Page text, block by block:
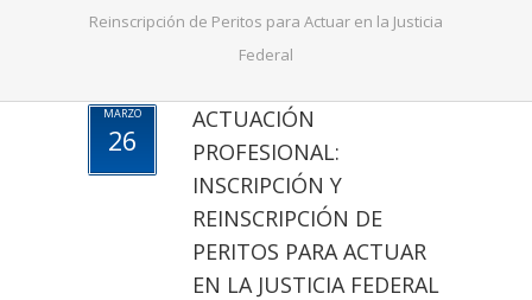
Reinscripción de Peritos para Actuar en la Justicia
Federal
MARZO
26
ACTUACIÓN
PROFESIONAL:
INSCRIPCIÓN Y
REINSCRIPCIÓN DE
PERITOS PARA ACTUAR
EN LA JUSTICIA FEDERAL